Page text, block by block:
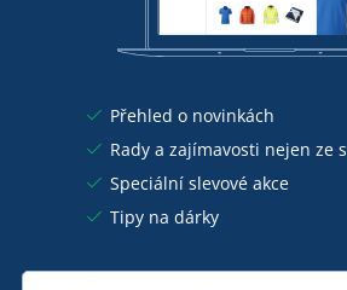
Přehled o novinkách
Rady a zajímavosti nejen ze
Speciální slevové akce
Tipy na dárky